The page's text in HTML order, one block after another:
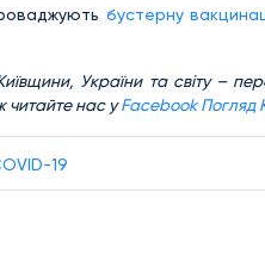
бустерну
України та світу –
читайте нас уFacebook Погляд
19